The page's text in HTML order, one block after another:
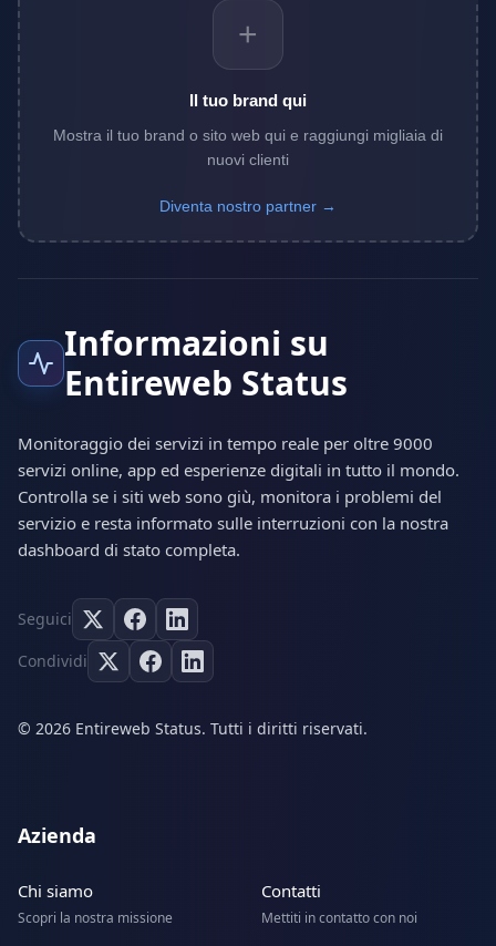
+
Il tuo brand qui
Mostra il tuo brand o sito web qui e raggiungi migliaia di
nuovi clienti
Diventa nostro partner →
Informazioni su
Entireweb Status
Monitoraggio dei servizi in tempo reale per oltre 9000
servizi online, app ed esperienze digitali in tutto il mondo.
Controlla se i siti web sono giù, monitora i problemi del
servizio e resta informato sulle interruzioni con la nostra
dashboard di stato completa.
Seguici
Condividi
© 2026 Entireweb Status. Tutti i diritti riservati.
Azienda
Chi siamo
Scopri la nostra missione
Contatti
Mettiti in contatto con noi